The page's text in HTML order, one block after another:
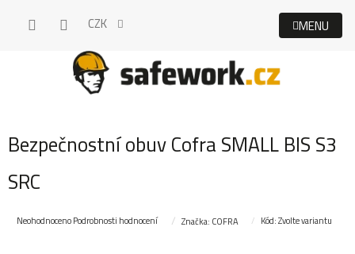
CZK
Bezpečnostní obuv Cofra SMALL BIS S3
SRC
Průměrné
NeohodnocenoPodrobnosti hodnocení Značka: COFRA Kód:Zvolte variantu